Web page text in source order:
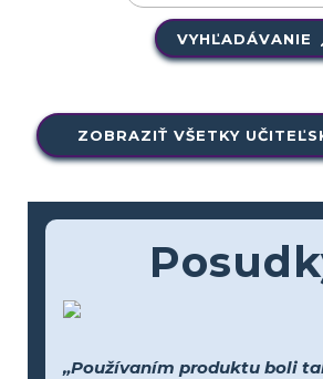
VYHĽADÁVANIE
ZOBRAZIŤ VŠETKY
„Používaním produktu boli